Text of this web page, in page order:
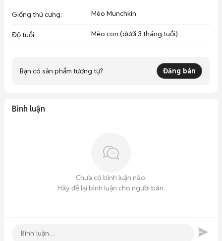
Giống thú cưng: Mèo Munchkin
Độ tuổi: Mèo con (dưới 3 tháng tuổi)
Bạn có sản phẩm tương tự? Đăng bán
Bình luận
Chưa có bình luận nào.
Hãy để lại bình luận cho người bán.